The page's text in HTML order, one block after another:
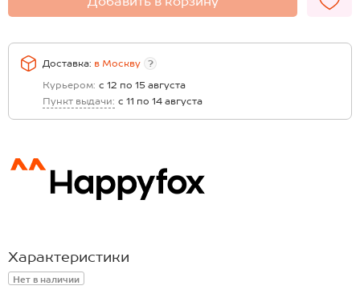
Доставка: в Москву
?
Курьером: с 12 по 15 августа
Пункт выдачи: с 11 по 14 августа
Характеристики
Нет в наличии